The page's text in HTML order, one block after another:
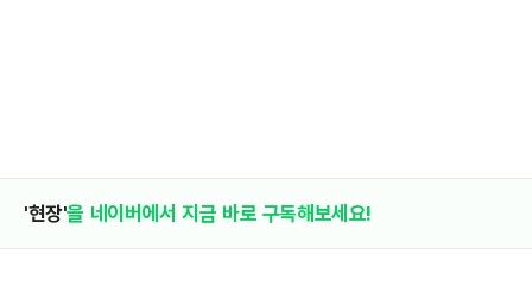
'현장'을 네이버에서 지금 바로 구독해보세요!